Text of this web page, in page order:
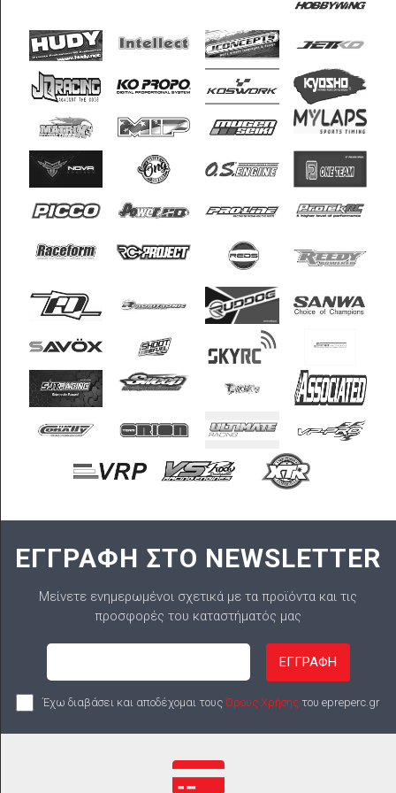
ΕΓΓΡΑΦΗ ΣΤΟ NEWSLETTER
Μείνετε ενημερωμένοι σχετικά με τα προϊόντα και τις
προσφορές του καταστήματός μας
ΕΓΓΡΑΦΗ
Έχω διαβάσει και αποδέχομαι τους Όρους Χρήσης του epreperc.gr